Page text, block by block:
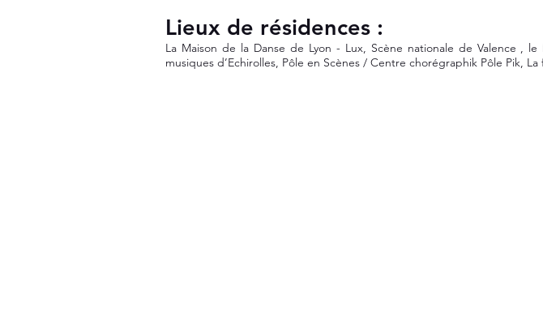
Lieux de résidences :
La Maison de la Danse de Lyon - Lux, Scène nationale de Valence ,
musiques d’Echirolles, Pôle en Scènes / Centre chorégraphik Pôle Pik,